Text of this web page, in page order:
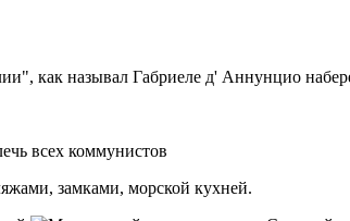
как называл Габриеле д' Аннунцио
всех коммунистов
замками, морской кухней.